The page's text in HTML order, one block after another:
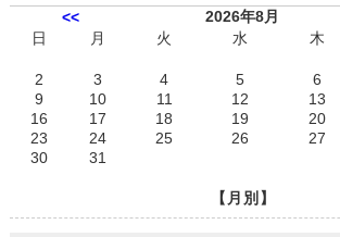
<<
2026年8月
日
月 火 水 木
2
3 4 5 6
9
10 11 12 13
16
17 18 19 20
23
24 25 26 27
30
31
【月別】